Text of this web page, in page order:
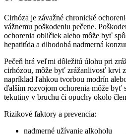
Cirhóza je závažné chronické
vážnemu poškodeniu pečene.
ochorenia obličiek alebo môže byť
hepatitída a dlhodobá nadmerná
Pečeň hrá veľmi dôležitú úlohu pri
cirhózou, môže byť zrážanlivosť krvi
napríklad ľahkou tvorbou modrín
ďalším rozvojom ochorenia môže byť
tekutiny v bruchu či opuchy okolo
Rizikové faktory a prevencia:
nadmerné užívanie alkoholu